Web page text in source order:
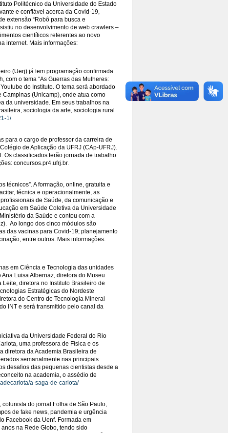
Politécnico da Universidade do Estado
e confiável acerca da Covid-19,
extensão “Robô para busca e
no desenvolvimento de web crawlers –
científicos referentes ao novo
internet. Mais informações:
(Uerj) já tem programação confirmada
com o tema “As Guerras das Mulheres:
do Instituto. O tema será abordado
(Unicamp), onde atua como
da universidade. Em seus trabalhos na
sociologia da arte, sociologia rural
1/
para o cargo de professor da carreira de
de Aplicação da UFRJ (CAp-UFRJ).
Os classificados terão jornada de trabalho
concursos.pr4.ufrj.br.
técnicos”. A formação, online, gratuita e
técnica e operacionalmente, as
de Saúde, da comunicação e
em Saúde Coletiva da Universidade
da Saúde e contou com a
Ao longo dos cinco módulos são
das vacinas para Covid-19; planejamento
entre outros. Mais informações:
em Ciência e Tecnologia das unidades
Luisa Albernaz, diretora do Museu
diretora no Instituto Brasileiro de
Estratégicas do Nordeste
do Centro de Tecnologia Mineral
INT e será transmitido pelo canal da
da Universidade Federal do Rio
uma professora de Física e os
diretora da Academia Brasileira de
semanalmente nas principais
desafios das pequenas cientistas desde a
na academia, o assédio de
a-saga-de-carlota/
do jornal Folha de São Paulo,
de fake news, pandemia e urgência
Facebook da Uenf. Formada em
na Rede Globo, tendo sido